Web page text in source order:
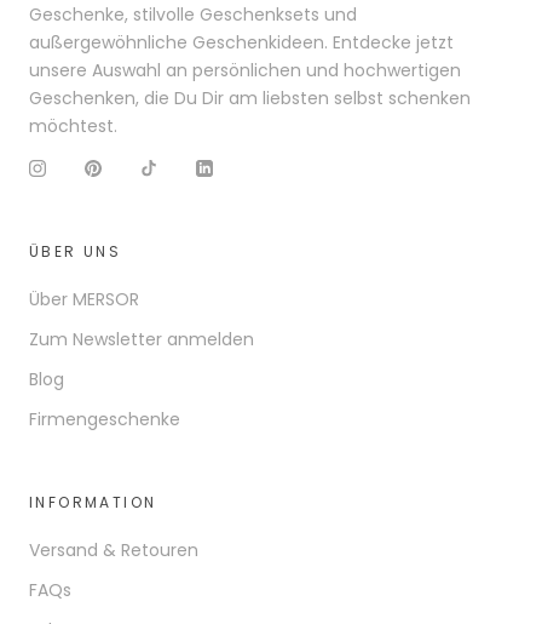
Geschenke, stilvolle Geschenksets und
außergewöhnliche Geschenkideen. Entdecke jetzt
unsere Auswahl an persönlichen und hochwertigen
Geschenken, die Du Dir am liebsten selbst schenken
möchtest.
ÜBER UNS
Über MERSOR
Zum Newsletter anmelden
Blog
Firmengeschenke
INFORMATION
Versand & Retouren
FAQs